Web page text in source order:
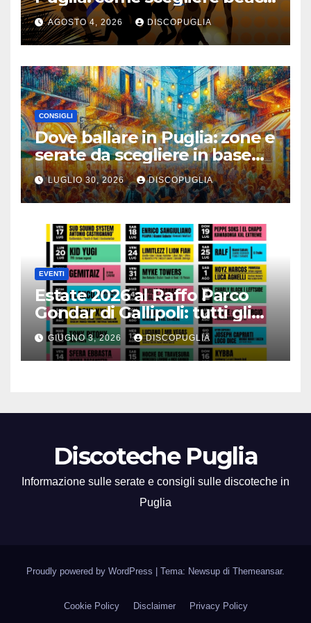
club e locali panoramici
AGOSTO 4, 2026 DISCOPUGLIA
CONSIGLI
Dove ballare in Puglia: zone e
serate da scegliere in base
alla vacanza
LUGLIO 30, 2026 DISCOPUGLIA
EVENTI
Estate 2026 al Raffo Parco
Gondar di Gallipoli: tutti gli
eventi da non perdere!
GIUGNO 3, 2026 DISCOPUGLIA
Discoteche Puglia
Informazione sulle serate e consigli sulle discoteche in
Puglia
Proudly powered by WordPress Tema: Newsup di Themeansar.
Cookie Policy Disclaimer Privacy Policy